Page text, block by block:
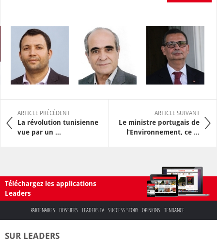
ARTICLE PRÉCÉDENT
La révolution tunisienne
vue par un ...
ARTICLE SUIVANT
Le ministre portugais de
l’Environnement, ce ...
Téléchargez les applications
Leaders
PARTENAIRES DOSSIERS LEADERS TV SUCCESS STORY OPINIONS TENDANCE
SUR LEADERS